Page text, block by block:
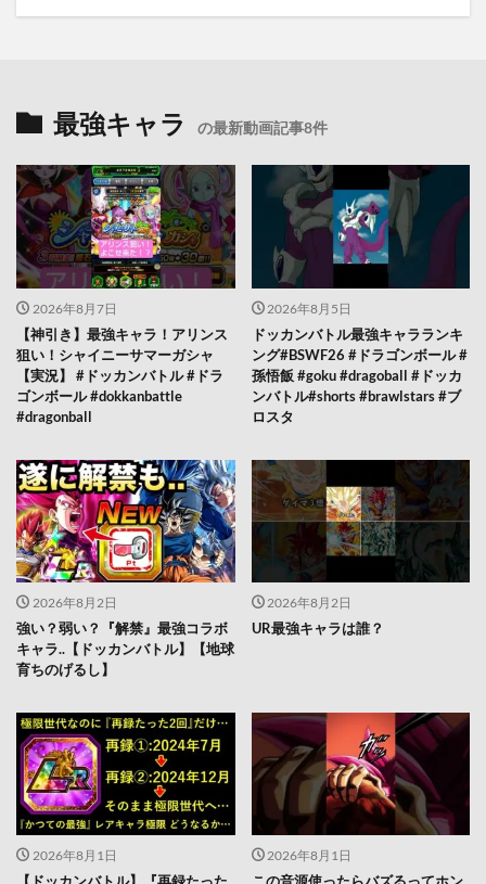
最強キャラ の最新動画記事8件
2026年8月7日
【神引き】最強キャラ！アリンス
狙い！シャイニーサマーガシャ
【実況】 #ドッカンバトル #ドラ
ゴンボール #dokkanbattle
#dragonball
2026年8月5日
ドッカンバトル最強キャラランキ
ング#BSWF26 #ドラゴンボール #
孫悟飯 #goku #dragoball #ドッカ
ンバトル#shorts #brawlstars #ブ
ロスタ
2026年8月2日
強い？弱い？『解禁』最強コラボ
キャラ..【ドッカンバトル】【地球
育ちのげるし】
2026年8月2日
UR最強キャラは誰？
2026年8月1日 2026年8月1日